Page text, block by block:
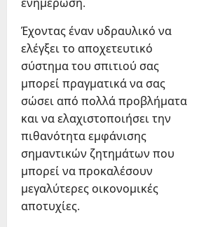
Έχοντας έναν υδραυλικό να
ελέγξει το αποχετευτικό
σύστημα του σπιτιού σας
μπορεί πραγματικά να σας
σώσει από πολλά προβλήματα
και να ελαχιστοποιήσει την
πιθανότητα εμφάνισης
σημαντικών ζητημάτων που
μπορεί να προκαλέσουν
μεγαλύτερες οικονομικές
αποτυχίες.